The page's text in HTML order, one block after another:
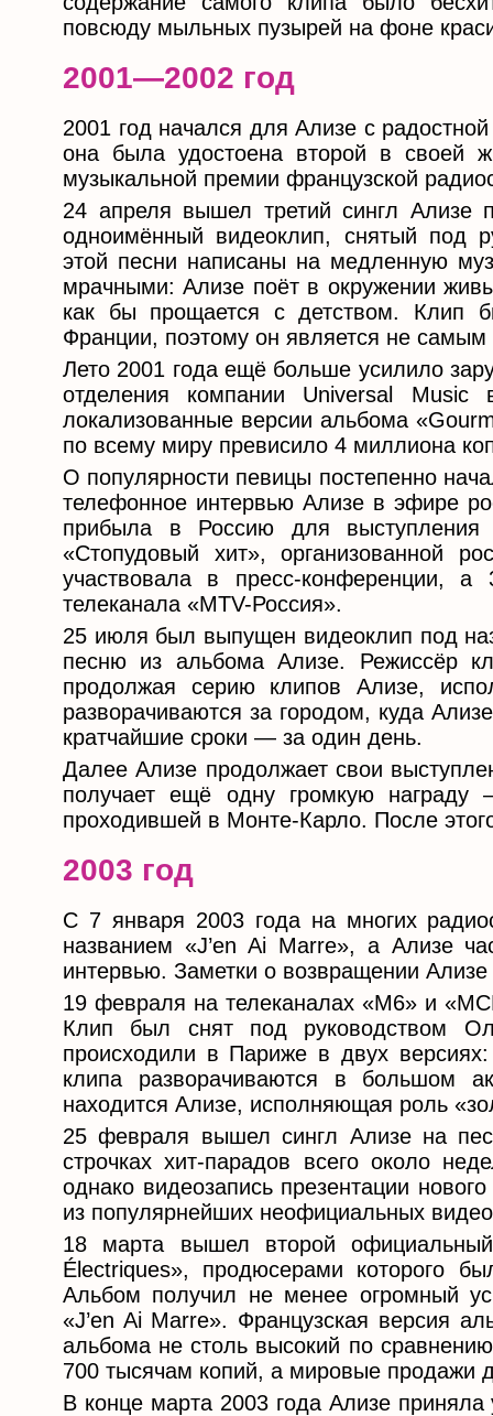
повсюду мыльных пузырей на фоне
2001—2002 год
2001 год начался для Ализе с
она была удостоена второй в своей
музыкальной премии французской
24 апреля вышел третий сингл
одноимённый видеоклип, снятый под
этой песни написаны на медленную
мрачными: Ализе поёт в окружении
как бы прощается с детством. Клип
Франции, поэтому он является не
Лето 2001 года ещё больше усилило
отделения компании Universal
локализованные версии альбома
по всему миру превисило 4 миллиона
О популярности певицы постепенно
телефонное интервью Ализе в эфире
прибыла в Россию для выступления
«Стопудовый хит», организованной
участвовала в пресс-конференции,
телеканала «MTV-Россия».
25 июля был выпущен видеоклип под
песню из альбома Ализе. Режиссёр
продолжая серию клипов Ализе,
разворачиваются за городом, куда
кратчайшие сроки — за один день.
Далее Ализе продолжает свои
получает ещё одну громкую
проходившей в Монте-Карло. После
2003 год
С 7 января 2003 года на многих
названием «J’en Ai Marre», а Ализе
интервью. Заметки о возвращении
19 февраля на телеканалах «M6» и
Клип был снят под руководством
происходили в Париже в двух
клипа разворачиваются в большом
находится Ализе, исполняющая роль
25 февраля вышел сингл Ализе на
строчках хит-парадов всего около
однако видеозапись презентации
из популярнейших неофициальных
18 марта вышел второй
Électriques», продюсерами которого
Альбом получил не менее огромный
«J’en Ai Marre». Французская версия
альбома не столь высокий по
700 тысячам копий, а мировые продажи
В конце марта 2003 года Ализе